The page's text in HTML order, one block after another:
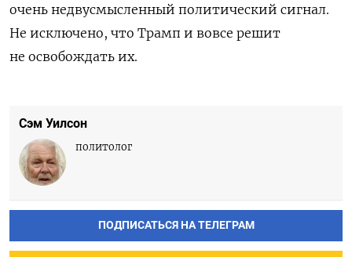
очень недвусмысленный политический сигнал.
Не исключено, что Трамп и вовсе решит
не освобождать их.
Сэм Уилсон
политолог
ПОДПИСАТЬСЯ НА ТЕЛЕГРАМ